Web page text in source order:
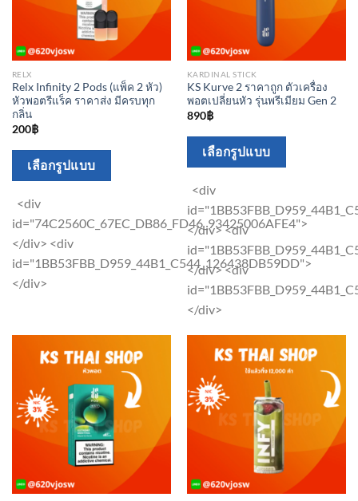
RELX
Relx Infinity 2 Pods (แพ็ค 2 หัว)
หัวพอตรีแร็ค ราคาส่ง มีครบทุก
กลิ่น
200฿
เลือกรูปแบบ
multiple
The
chosen
on
the
product
page
<div
id="74C2560C_67EC_DB86_FD46_93425006AFE4">
</div> <div
id="1BB53FBB_D959_44B1_C544_126438DB59DD">
</div>
KARDINAL STICK
KS Kurve 2 ราคาถูก ตัวเครื่อง
พอตเปลี่ยนหัว รุ่นพรีเมียม Gen 2
890฿
เลือกรูปแบบ
multiple
variants.
The
options
may
on
the
product
page
<div
</div> <div
</div> <div
</div>